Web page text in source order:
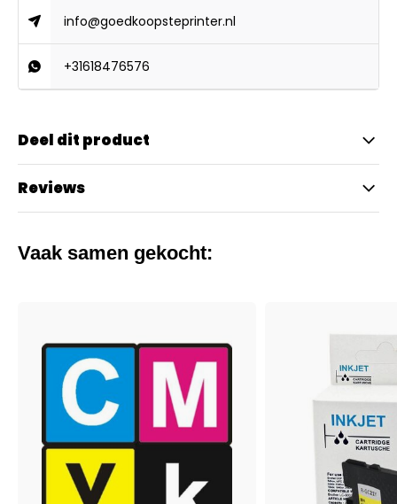
info@goedkoopsteprinter.nl
+31618476576
Deel dit product
Reviews
Vaak samen gekocht: